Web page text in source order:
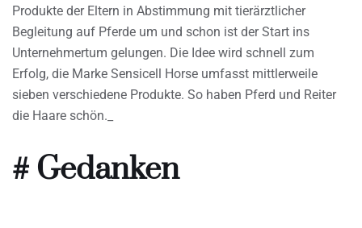
Produkte der Eltern in Abstimmung mit tierärztlicher
Begleitung auf Pferde um und schon ist der Start ins
Unternehmertum gelungen. Die Idee wird schnell zum
Erfolg, die Marke Sensicell Horse umfasst mittlerweile
sieben verschiedene Produkte. So haben Pferd und Reiter
die Haare schön._
# Gedanken